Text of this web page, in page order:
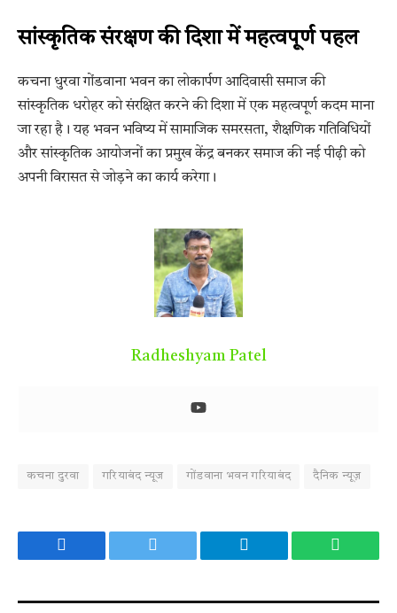
सांस्कृतिक संरक्षण की दिशा में महत्वपूर्ण पहल
कचना धुरवा गोंडवाना भवन का लोकार्पण आदिवासी समाज की
सांस्कृतिक धरोहर को संरक्षित करने की दिशा में एक महत्वपूर्ण कदम माना
जा रहा है। यह भवन भविष्य में सामाजिक समरसता, शैक्षणिक गतिविधियों
और सांस्कृतिक आयोजनों का प्रमुख केंद्र बनकर समाज की नई पीढ़ी को
अपनी विरासत से जोड़ने का कार्य करेगा।
Radheshyam Patel
कचना दुरवा गरियाबंद न्यूज गोंडवाना भवन गरियाबंद दैनिक न्यूज़
Facebook Twitter Telegram